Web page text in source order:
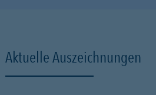
Aktuelle Auszeichnungen